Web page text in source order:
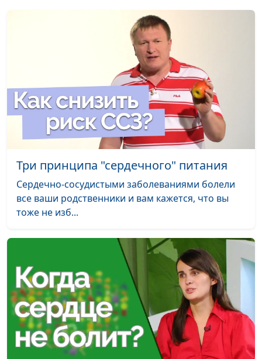
Андрей Прокопьев
здоровье
подростка
Андрей Прокопьев
Больше
холестерина -
вероятнее рак
Андрей Прокопьев
Избыток веса –
избыток риска
Андрей Прокопьев #77
гипертонии?
Андрей Прокопьев #75
Витамин D Андрей Прокопьев
Алкоголю нет! Андрей Прокопьев #73
Энергетические
напитки - энергия
Ирина Кириченко #72
Три принципа "сердечного" питания
Сердечно-сосудистыми заболеваниями болели
все ваши родственники и вам кажется, что вы
тоже не изб...